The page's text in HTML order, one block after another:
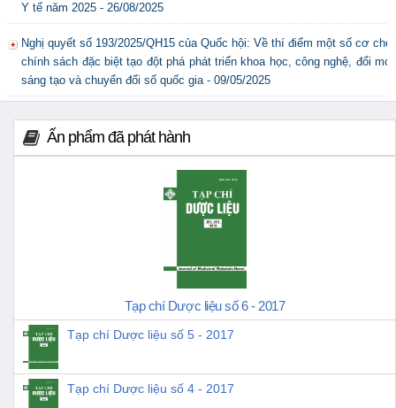
Y tế năm 2025 - 26/08/2025
Nghị quyết số 193/2025/QH15 của Quốc hội: Về thí điểm một số cơ chế,
chính sách đặc biệt tạo đột phá phát triển khoa học, công nghệ, đổi mới
sáng tạo và chuyển đổi số quốc gia - 09/05/2025
Ấn phẩm đã phát hành
Tạp chí Dược liệu số 6 - 2017
Tạp chí Dược liệu số 5 - 2017
Tạp chí Dược liệu số 4 - 2017